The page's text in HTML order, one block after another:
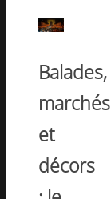
Balades,
marchés
et
décors